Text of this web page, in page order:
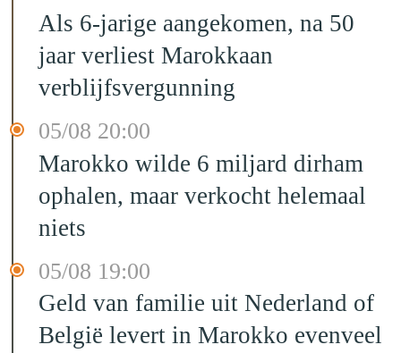
Als 6-jarige aangekomen, na 50
jaar verliest Marokkaan
verblijfsvergunning
05/08 20:00
Marokko wilde 6 miljard dirham
ophalen, maar verkocht helemaal
niets
05/08 19:00
Geld van familie uit Nederland of
België levert in Marokko evenveel